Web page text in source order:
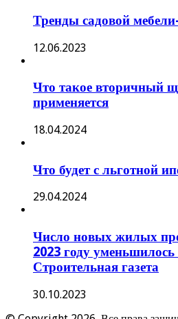
Тренды садовой
12.06.2023
Что такое вторичный
применяется
18.04.2024
Что будет с льготной
29.04.2024
Число новых жилых
2023 году
Строительная газета
30.10.2023